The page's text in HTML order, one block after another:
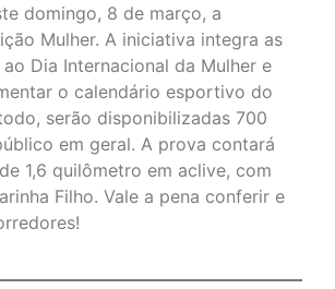
domingo, 8 de março, a
Mulher. A iniciativa integra as
Dia Internacional da Mulher e
o calendário esportivo do
serão disponibilizadas 700
em geral. A prova contará
1,6 quilômetro em aclive, com
Filho. Vale a pena conferir e